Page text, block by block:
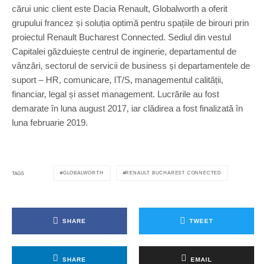
cărui unic client este Dacia Renault, Globalworth a oferit
grupului francez și soluția optimă pentru spațiile de birouri prin
proiectul Renault Bucharest Connected. Sediul din vestul
Capitalei găzduiește centrul de inginerie, departamentul de
vânzări, sectorul de servicii de business și departamentele de
suport – HR, comunicare, IT/S, managementul calității,
financiar, legal și asset management. Lucrările au fost
demarate în luna august 2017, iar clădirea a fost finalizată în
luna februarie 2019.
TAGS GLOBALWORTH RENAULT BUCHAREST CONNECTED
SHARE TWEET
SHARE EMAIL